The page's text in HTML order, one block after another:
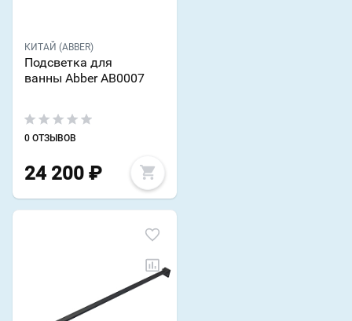
КИТАЙ (ABBER)
Подсветка для
ванны Abber AB0007
0 ОТЗЫВОВ
24 200 ₽